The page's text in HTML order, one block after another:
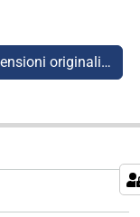
originali…